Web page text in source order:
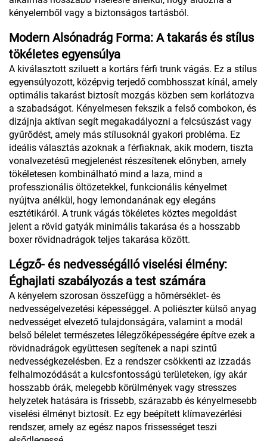
kényelemből vagy a biztonságos tartásból.
Modern Alsónadrág Forma: A takarás és stílus
tökéletes egyensúlya
A kiválasztott sziluett a kortárs férfi trunk vágás. Ez a stílus
egyensúlyozott, középvig terjedő combhosszat kínál, amely
optimális takarást biztosít mozgás közben sem korlátozva
a szabadságot. Kényelmesen fekszik a felső combokon, és
dizájnja aktívan segít megakadályozni a felcsúszást vagy
gyűrődést, amely más stílusoknál gyakori probléma. Ez
ideális választás azoknak a férfiaknak, akik modern, tiszta
vonalvezetésű megjelenést részesítenek előnyben, amely
tökéletesen kombinálható mind a laza, mind a
professzionális öltözetekkel, funkcionális kényelmet
nyújtva anélkül, hogy lemondanának egy elegáns
esztétikáról. A trunk vágás tökéletes köztes megoldást
jelent a rövid gatyák minimális takarása és a hosszabb
boxer rövidnadrágok teljes takarása között.
Légző- és nedvességálló viselési élmény:
Éghajlati szabályozás a test számára
A kényelem szorosan összefügg a hőmérséklet- és
nedvességelvezetési képességgel. A poliészter külső anyag
nedvességet elvezető tulajdonságára, valamint a modál
belső bélelet természetes lélegzőképességére építve ezek a
rövidnadrágok együttesen segítenek a napi szintű
nedvességkezelésben. Ez a rendszer csökkenti az izzadás
felhalmozódását a kulcsfontosságú területeken, így akár
hosszabb órák, melegebb körülmények vagy stresszes
helyzetek hatására is frissebb, szárazabb és kényelmesebb
viselési élményt biztosít. Ez egy beépített klímavezérlési
rendszer, amely az egész napos frissességet teszi